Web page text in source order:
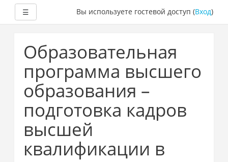
основному
☰ Вы используете гостевой доступ (Вход)
Образовательная
программа высшего
образования –
подготовка кадров
высшей
квалификации в